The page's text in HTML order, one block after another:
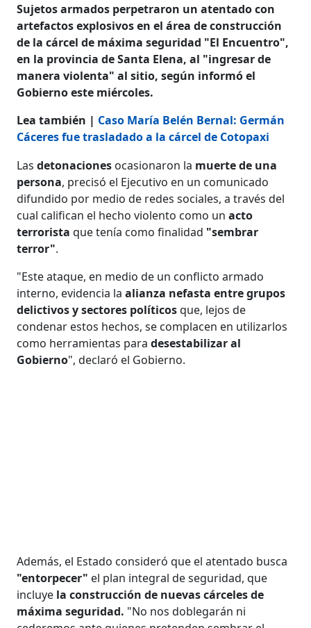
Sujetos armados perpetraron un atentado con
artefactos explosivos en el área de construcción
de la cárcel de máxima seguridad "El Encuentro",
en la provincia de Santa Elena, al "ingresar de
manera violenta" al sitio, según informó el
Gobierno este miércoles.
Lea también | Caso María Belén Bernal: Germán
Cáceres fue trasladado a la cárcel de Cotopaxi
Lasdetonaciones ocasionaron la muerte de una
persona, precisó el Ejecutivo en un comunicado
difundido por medio de redes sociales, a través del
cual califican el hecho violento como un acto
terroristaque tenía como finalidad "sembrar
terror".
"Este ataque, en medio de un conflicto armado
interno, evidencia laalianza nefasta entre grupos
delictivos y sectores políticosque, lejos de
condenar estos hechos, se complacen en utilizarlos
como herramientas paradesestabilizar al
Gobierno", declaró el Gobierno.
Además, el Estado consideró que el atentado busca
"entorpecer" el plan integral de seguridad, que
incluye la construcción de nuevas cárceles de
máxima seguridad. "No nos doblegarán ni